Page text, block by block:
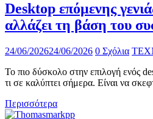
Desktop επόμενης
αλλάζει τη βάση του
24/06/202624/06/2026 0 Σχόλια
Το πιο δύσκολο στην επιλογή ενός
τι σε καλύπτει σήμερα. Είναι να
Περισσότερα